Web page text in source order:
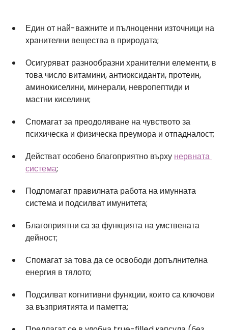
Един от най-важните и пълноценни източници на
хранителни вещества в природата;
Осигуряват разнообразни хранителни елементи, в
това число витамини, антиоксиданти, протеин,
аминокиселини, минерали, невропептиди и
мастни киселини;
Спомагат за преодоляване на чувството за
психическа и физическа преумора и отпадналост;
Действат особено благоприятно върху нервната
система;
Подпомагат правилната работа на имунната
система и подсилват имунитета;
Благоприятни са за функцията на умствената
дейност;
Спомагат за това да се освободи допълнителна
енергия в тялото;
Подсилват когнитивни функции, които са ключови
за възприятията и паметта;